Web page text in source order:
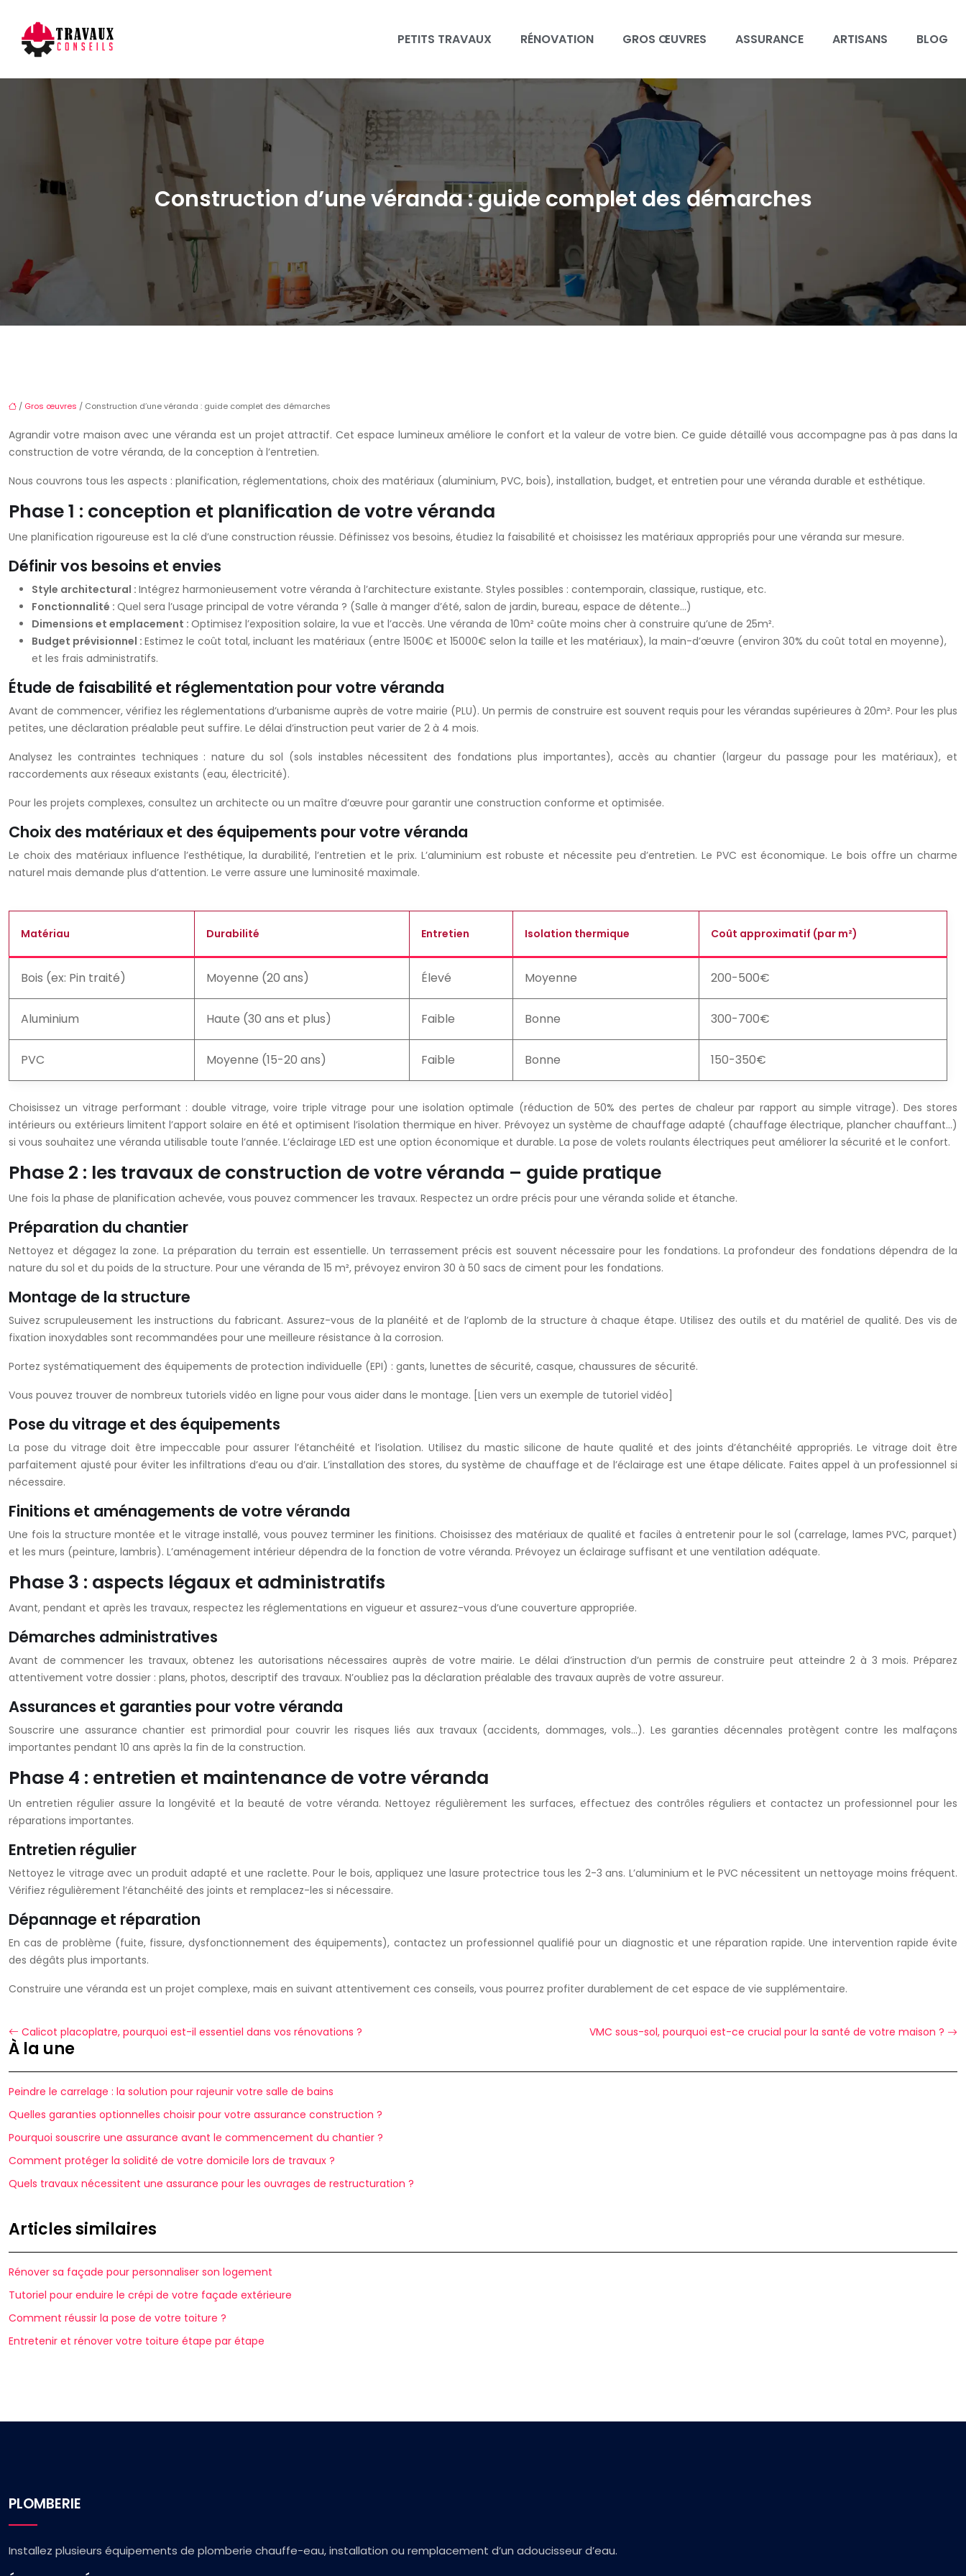
PETITS TRAVAUX RÉNOVATION GROS ŒUVRES ASSURANCE ARTISANS BLOG
Construction d’une véranda : guide complet des démarches
/ Gros œuvres / Construction d’une véranda : guide complet des démarches
Agrandir votre maison avec une véranda est un projet attractif. Cet espace lumineux améliore le confort et la valeur de votre bien. Ce guide détaillé vous accompagne pas à pas dans la
construction de votre véranda, de la conception à l’entretien.
Nous couvrons tous les aspects : planification, réglementations, choix des matériaux (aluminium, PVC, bois), installation, budget, et entretien pour une véranda durable et esthétique.
Phase 1 : conception et planification de votre véranda
Une planification rigoureuse est la clé d’une construction réussie. Définissez vos besoins, étudiez la faisabilité et choisissez les matériaux appropriés pour une véranda sur mesure.
Définir vos besoins et envies
Style architectural : Intégrez harmonieusement votre véranda à l’architecture existante. Styles possibles : contemporain, classique, rustique, etc.
Fonctionnalité : Quel sera l’usage principal de votre véranda ? (Salle à manger d’été, salon de jardin, bureau, espace de détente…)
Dimensions et emplacement : Optimisez l’exposition solaire, la vue et l’accès. Une véranda de 10m² coûte moins cher à construire qu’une de 25m².
Budget prévisionnel : Estimez le coût total, incluant les matériaux (entre 1500€ et 15000€ selon la taille et les matériaux), la main-d’œuvre (environ 30% du coût total en moyenne),
et les frais administratifs.
Étude de faisabilité et réglementation pour votre véranda
Avant de commencer, vérifiez les réglementations d’urbanisme auprès de votre mairie (PLU). Un permis de construire est souvent requis pour les vérandas supérieures à 20m². Pour les plus
petites, une déclaration préalable peut suffire. Le délai d’instruction peut varier de 2 à 4 mois.
Analysez les contraintes techniques : nature du sol (sols instables nécessitent des fondations plus importantes), accès au chantier (largeur du passage pour les matériaux), et
raccordements aux réseaux existants (eau, électricité).
Pour les projets complexes, consultez un architecte ou un maître d’œuvre pour garantir une construction conforme et optimisée.
Choix des matériaux et des équipements pour votre véranda
Le choix des matériaux influence l’esthétique, la durabilité, l’entretien et le prix. L’aluminium est robuste et nécessite peu d’entretien. Le PVC est économique. Le bois offre un charme
naturel mais demande plus d’attention. Le verre assure une luminosité maximale.
Matériau Durabilité Entretien Isolation thermique Coût approximatif (par m²)
Bois (ex: Pin traité) Moyenne (20 ans) Élevé Moyenne 200-500€
Aluminium Haute (30 ans et plus) Faible Bonne 300-700€
PVC Moyenne (15-20 ans) Faible Bonne 150-350€
Choisissez un vitrage performant : double vitrage, voire triple vitrage pour une isolation optimale (réduction de 50% des pertes de chaleur par rapport au simple vitrage). Des stores
intérieurs ou extérieurs limitent l’apport solaire en été et optimisent l’isolation thermique en hiver. Prévoyez un système de chauffage adapté (chauffage électrique, plancher chauffant…)
si vous souhaitez une véranda utilisable toute l’année. L’éclairage LED est une option économique et durable. La pose de volets roulants électriques peut améliorer la sécurité et le confort.
Phase 2 : les travaux de construction de votre véranda – guide pratique
Une fois la phase de planification achevée, vous pouvez commencer les travaux. Respectez un ordre précis pour une véranda solide et étanche.
Préparation du chantier
Nettoyez et dégagez la zone. La préparation du terrain est essentielle. Un terrassement précis est souvent nécessaire pour les fondations. La profondeur des fondations dépendra de la
nature du sol et du poids de la structure. Pour une véranda de 15 m², prévoyez environ 30 à 50 sacs de ciment pour les fondations.
Montage de la structure
Suivez scrupuleusement les instructions du fabricant. Assurez-vous de la planéité et de l’aplomb de la structure à chaque étape. Utilisez des outils et du matériel de qualité. Des vis de
fixation inoxydables sont recommandées pour une meilleure résistance à la corrosion.
Portez systématiquement des équipements de protection individuelle (EPI) : gants, lunettes de sécurité, casque, chaussures de sécurité.
Vous pouvez trouver de nombreux tutoriels vidéo en ligne pour vous aider dans le montage. [Lien vers un exemple de tutoriel vidéo]
Pose du vitrage et des équipements
La pose du vitrage doit être impeccable pour assurer l’étanchéité et l’isolation. Utilisez du mastic silicone de haute qualité et des joints d’étanchéité appropriés. Le vitrage doit être
parfaitement ajusté pour éviter les infiltrations d’eau ou d’air. L’installation des stores, du système de chauffage et de l’éclairage est une étape délicate. Faites appel à un professionnel si
nécessaire.
Finitions et aménagements de votre véranda
Une fois la structure montée et le vitrage installé, vous pouvez terminer les finitions. Choisissez des matériaux de qualité et faciles à entretenir pour le sol (carrelage, lames PVC, parquet)
et les murs (peinture, lambris). L’aménagement intérieur dépendra de la fonction de votre véranda. Prévoyez un éclairage suffisant et une ventilation adéquate.
Phase 3 : aspects légaux et administratifs
Avant, pendant et après les travaux, respectez les réglementations en vigueur et assurez-vous d’une couverture appropriée.
Démarches administratives
Avant de commencer les travaux, obtenez les autorisations nécessaires auprès de votre mairie. Le délai d’instruction d’un permis de construire peut atteindre 2 à 3 mois. Préparez
attentivement votre dossier : plans, photos, descriptif des travaux. N’oubliez pas la déclaration préalable des travaux auprès de votre assureur.
Assurances et garanties pour votre véranda
Souscrire une assurance chantier est primordial pour couvrir les risques liés aux travaux (accidents, dommages, vols…). Les garanties décennales protègent contre les malfaçons
importantes pendant 10 ans après la fin de la construction.
Phase 4 : entretien et maintenance de votre véranda
Un entretien régulier assure la longévité et la beauté de votre véranda. Nettoyez régulièrement les surfaces, effectuez des contrôles réguliers et contactez un professionnel pour les
réparations importantes.
Entretien régulier
Nettoyez le vitrage avec un produit adapté et une raclette. Pour le bois, appliquez une lasure protectrice tous les 2-3 ans. L’aluminium et le PVC nécessitent un nettoyage moins fréquent.
Vérifiez régulièrement l’étanchéité des joints et remplacez-les si nécessaire.
Dépannage et réparation
En cas de problème (fuite, fissure, dysfonctionnement des équipements), contactez un professionnel qualifié pour un diagnostic et une réparation rapide. Une intervention rapide évite
des dégâts plus importants.
Construire une véranda est un projet complexe, mais en suivant attentivement ces conseils, vous pourrez profiter durablement de cet espace de vie supplémentaire.
Calicot placoplatre, pourquoi est-il essentiel dans vos rénovations ? VMC sous-sol, pourquoi est-ce crucial pour la santé de votre maison ?
À la une
Peindre le carrelage : la solution pour rajeunir votre salle de bains
Quelles garanties optionnelles choisir pour votre assurance construction ?
Pourquoi souscrire une assurance avant le commencement du chantier ?
Comment protéger la solidité de votre domicile lors de travaux ?
Quels travaux nécessitent une assurance pour les ouvrages de restructuration ?
Articles similaires
Rénover sa façade pour personnaliser son logement
Tutoriel pour enduire le crépi de votre façade extérieure
Comment réussir la pose de votre toiture ?
Entretenir et rénover votre toiture étape par étape
PLOMBERIE
Installez plusieurs équipements de plomberie chauffe-eau, installation ou remplacement d’un adoucisseur d’eau.